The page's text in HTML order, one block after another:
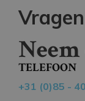
TELEFOON
+31 (0)85 -